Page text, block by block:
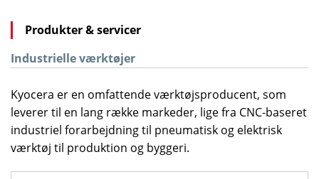
Produkter & servicer
Industrielle værktøjer
Kyocera er en omfattende værktøjsproducent, som
leverer til en lang række markeder, lige fra CNC-baseret
industriel forarbejdning til pneumatisk og elektrisk
værktøj til produktion og byggeri.